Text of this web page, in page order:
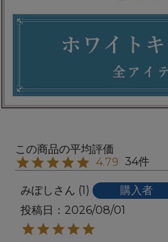
4.79 34
みぽし 1 購入者
投稿日
2026/08/01